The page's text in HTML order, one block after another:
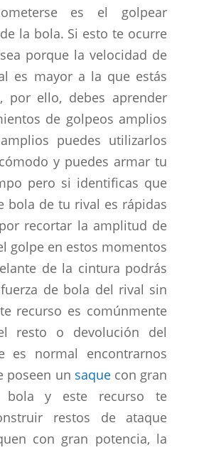
es el golpear
la bola. Si esto te ocurre
porque la velocidad de
es mayor a la que estás
por ello, debes aprender
de golpeos amplios
puedes utilizarlos
y puedes armar tu
pero si identificas que
bola de tu rival es rápidas
recortar la amplitud de
golpe en estos momentos
de la cintura podrás
de bola del rival sin
recurso es comúnmente
resto o devolución del
es normal encontrarnos
poseen un saquecon gran
bola y este recurso te
restos de ataque
con gran potencia, la